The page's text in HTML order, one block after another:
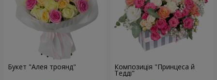
Букет "Алея троянд" Композиція "Принцеса й
Тедді"